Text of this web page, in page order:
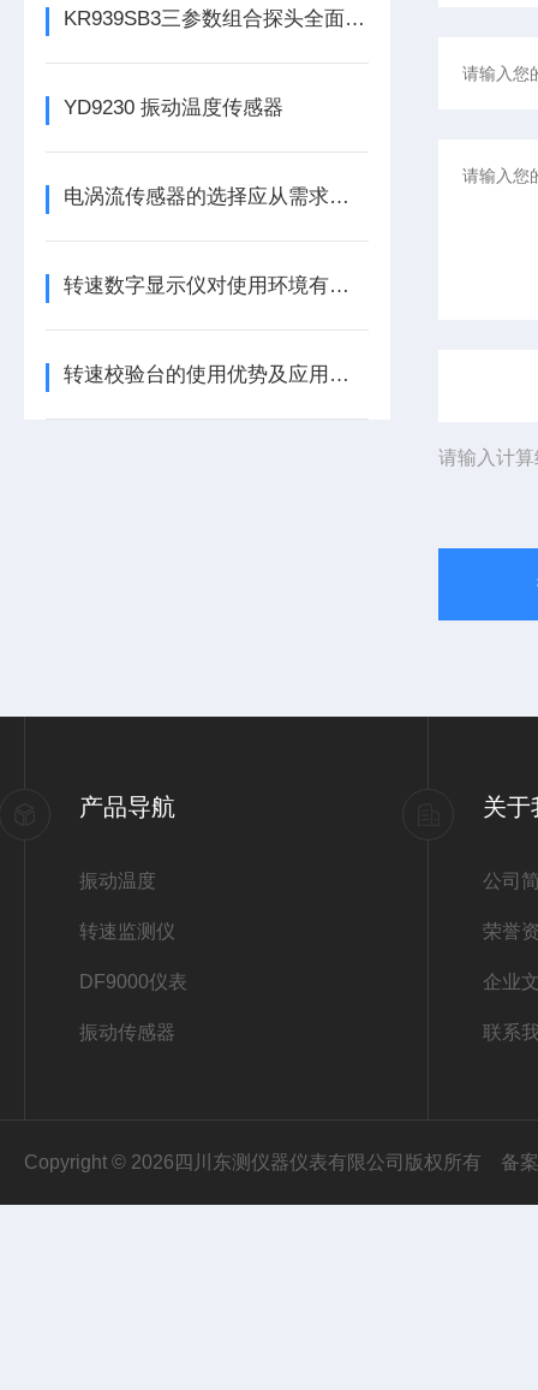
KR939SB3三参数组合探头全面解析
YD9230 振动温度传感器
电涡流传感器的选择应从需求出发
转速数字显示仪对使用环境有哪些要求
转速校验台的使用优势及应用有哪些
请输入计
产品导航
振动温度
转速监测仪
DF9000仪表
振动传感器
关于
公司
荣誉
企业
联系
Copyright © 2026四川东测仪器仪表有限公司版权所有 备